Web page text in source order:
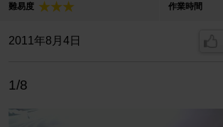
難易度 作業時間
2011年8月4日
1/8